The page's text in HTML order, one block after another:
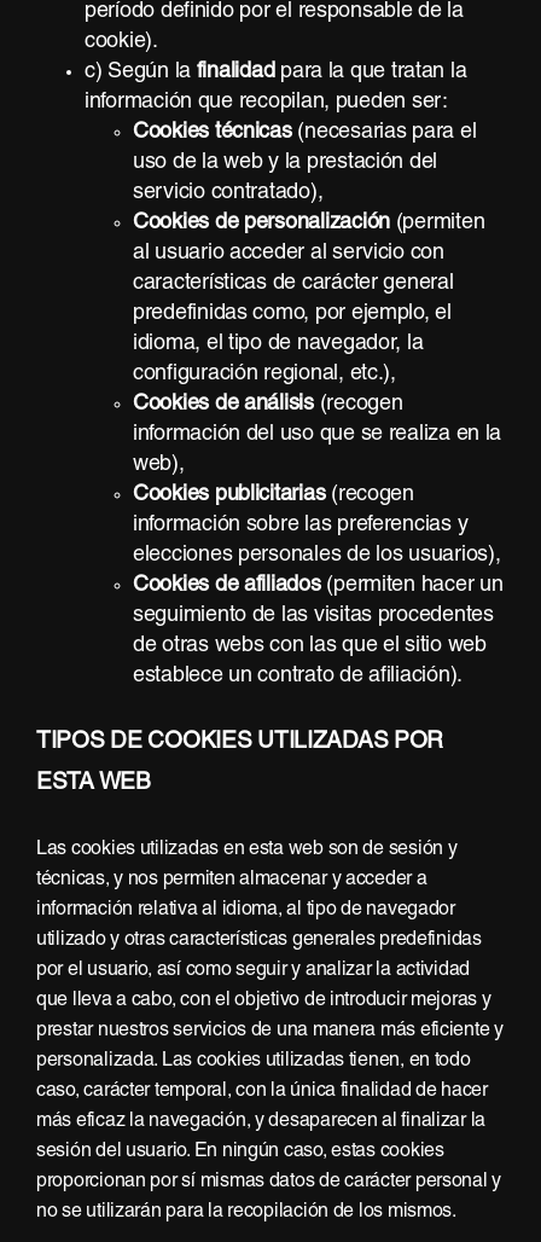
período definido por el responsable de la
cookie).
c) Según la finalidad para la que tratan la
información que recopilan, pueden ser:
Cookies técnicas(necesarias para el
uso de la web y la prestación del
servicio contratado),
Cookies de personalización(permiten
al usuario acceder al servicio con
características de carácter general
predefinidas como, por ejemplo, el
idioma, el tipo de navegador, la
configuración regional, etc.),
Cookies de análisis(recogen
información del uso que se realiza en la
web),
Cookies publicitarias(recogen
información sobre las preferencias y
elecciones personales de los usuarios),
Cookies de afiliados(permiten hacer un
seguimiento de las visitas procedentes
de otras webs con las que el sitio web
establece un contrato de afiliación).
TIPOS DE COOKIES UTILIZADAS POR
ESTA WEB
Las cookies utilizadas en esta web son de sesión y
técnicas, y nos permiten almacenar y acceder a
información relativa al idioma, al tipo de navegador
utilizado y otras características generales predefinidas
por el usuario, así como seguir y analizar la actividad
que lleva a cabo, con el objetivo de introducir mejoras y
prestar nuestros servicios de una manera más eficiente y
personalizada. Las cookies utilizadas tienen, en todo
caso, carácter temporal, con la única finalidad de hacer
más eficaz la navegación, y desaparecen al finalizar la
sesión del usuario. En ningún caso, estas cookies
proporcionan por sí mismas datos de carácter personal y
no se utilizarán para la recopilación de los mismos.